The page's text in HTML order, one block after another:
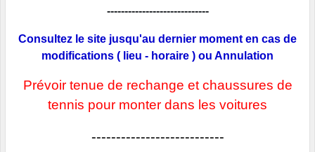
-----------------------------
Consultez le site jusqu'au dernier moment en cas de
modifications ( lieu - horaire ) ou Annulation
Prévoir tenue de rechange et chaussures de
tennis pour monter dans les voitures
---------------------------